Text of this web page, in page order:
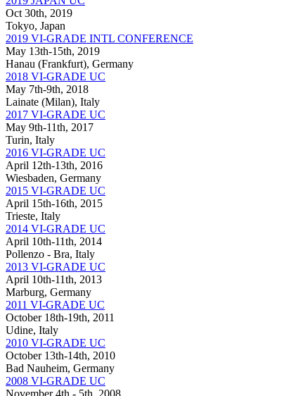
Oct 30th, 2019
Tokyo, Japan
2019 VI-GRADE INTL CONFERENCE
May 13th-15th, 2019
Hanau (Frankfurt), Germany
2018 VI-GRADE UC
May 7th-9th, 2018
Lainate (Milan), Italy
2017 VI-GRADE UC
May 9th-11th, 2017
Turin, Italy
2016 VI-GRADE UC
April 12th-13th, 2016
Wiesbaden, Germany
2015 VI-GRADE UC
April 15th-16th, 2015
Trieste, Italy
2014 VI-GRADE UC
April 10th-11th, 2014
Pollenzo - Bra, Italy
2013 VI-GRADE UC
April 10th-11th, 2013
Marburg, Germany
2011 VI-GRADE UC
October 18th-19th, 2011
Udine, Italy
2010 VI-GRADE UC
October 13th-14th, 2010
Bad Nauheim, Germany
2008 VI-GRADE UC
November 4th - 5th, 2008